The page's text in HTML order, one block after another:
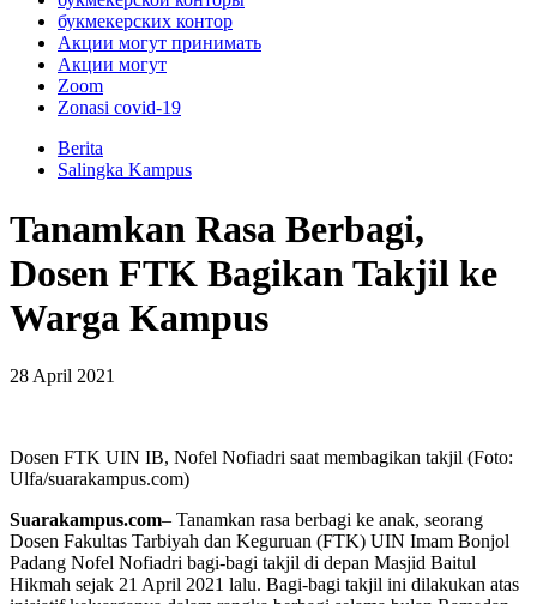
букмекерских контор
Акции могут принимать
Акции могут
Zoom
Zonasi covid-19
Berita
Salingka Kampus
Tanamkan Rasa Berbagi,
Dosen FTK Bagikan Takjil ke
Warga Kampus
28 April 2021
Dosen FTK UIN IB, Nofel Nofiadri saat membagikan takjil (Foto:
Ulfa/suarakampus.com)
Suarakampus.com– Tanamkan rasa berbagi ke anak, seorang
Dosen Fakultas Tarbiyah dan Keguruan (FTK) UIN Imam Bonjol
Padang Nofel Nofiadri bagi-bagi takjil di depan Masjid Baitul
Hikmah sejak 21 April 2021 lalu. Bagi-bagi takjil ini dilakukan atas